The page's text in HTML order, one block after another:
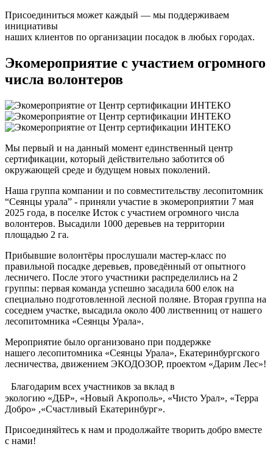
Присоединиться может каждый — мы поддерживаем
инициативы
наших клиентов по организации посадок в любых городах.
Экомероприятие с участием огромного
числа волонтеров
Мы первый и на данный момент единственный центр
сертификации, который действительно заботится об
окружающей среде и будущем новых поколений.
Наша группа компании и по совместительству лесопитомник
“Сеянцы урала” - приняли участие в экомероприятии 7 мая
2025 года, в поселке Исток с участием огромного числа
волонтеров. Высадили 1000 деревьев на территории
площадью 2 га.
Прибывшие волонтёры прослушали мастер-класс по
правильной посадке деревьев, проведённый от опытного
лесничего. После этого участники распределились на 2
группы: первая команда успешно засадила 600 елок на
специально подготовленной лесной поляне. Вторая группа на
соседнем участке, высадила около 400 лиственниц от нашего
лесопитомника «Сеянцы Урала».
Мероприятие было организовано при поддержке
нашего лесопитомника «Сеянцы Урала», Екатеринбургского
лесничества, движением ЭКОДОЗОР, проектом «Дарим Лес»!
Благодарим всех участников за вклад в
экологию «ДБР», «Новый Акрополь», «Чисто Урал», «Терра
Добро» ,«Счастливый Екатеринбург».
Присоединяйтесь к нам и продолжайте творить добро вместе
с нами!